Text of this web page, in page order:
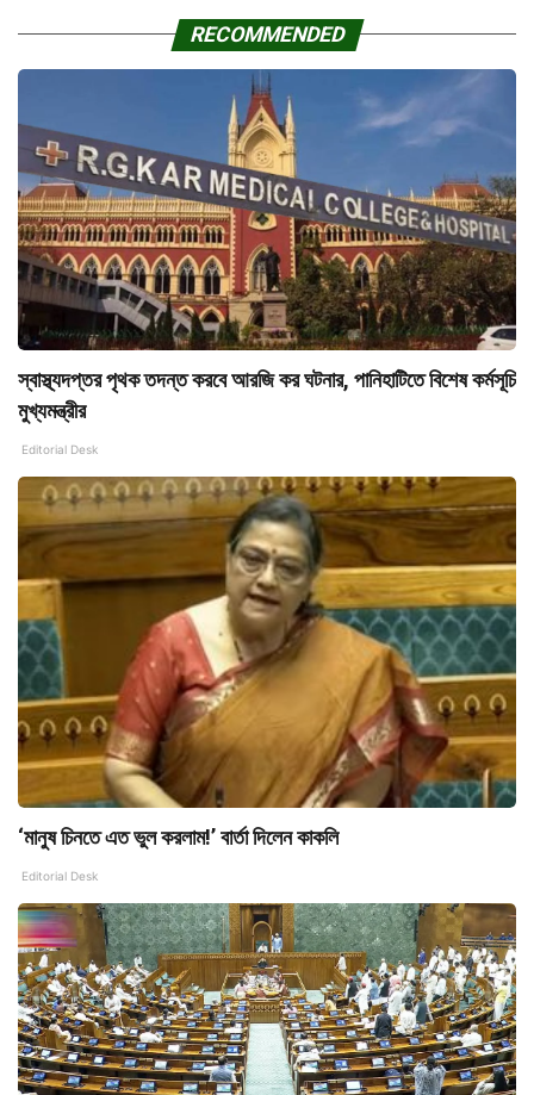
RECOMMENDED
স্বাস্থ্যদপ্তর পৃথক তদন্ত করবে আরজি কর ঘটনার, পানিহাটিতে বিশেষ কর্মসূচি
মুখ্যমন্ত্রীর
Editorial Desk
‘মানুষ চিনতে এত ভুল করলাম!’ বার্তা দিলেন কাকলি
Editorial Desk